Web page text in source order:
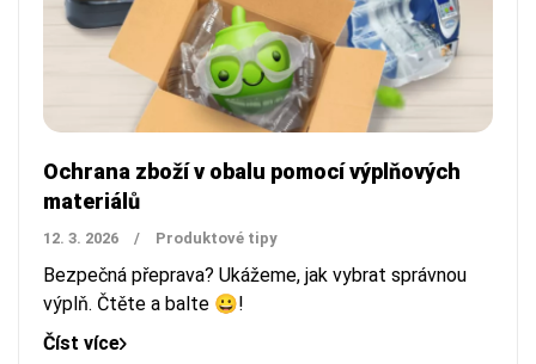
Ochrana zboží v obalu pomocí výplňových
materiálů
12. 3. 2026 / Produktové tipy
Bezpečná přeprava? Ukážeme, jak vybrat správnou
výplň. Čtěte a balte 😀!
Číst více